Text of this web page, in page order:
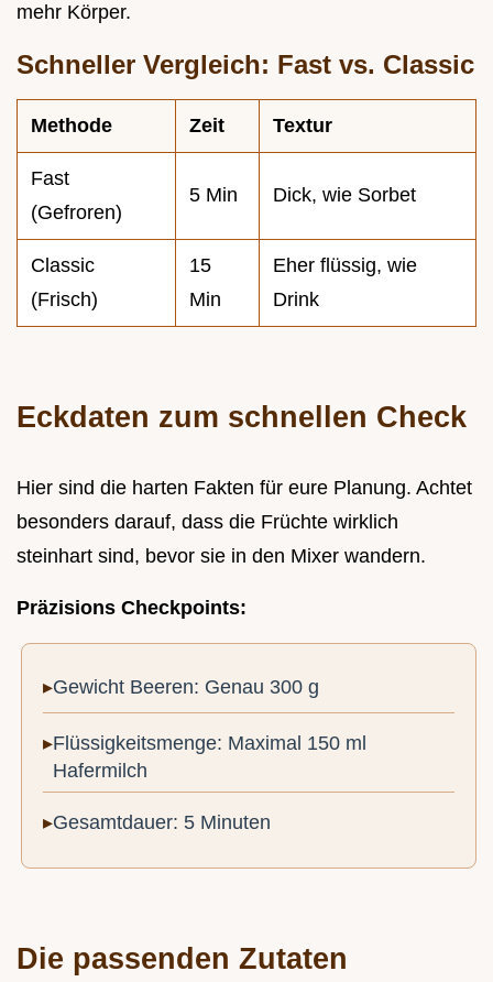
mehr Körper.
Schneller Vergleich: Fast vs. Classic
Methode Zeit Textur
Fast
(Gefroren)
5 Min Dick, wie Sorbet
Classic
(Frisch)
15
Min
Eher flüssig, wie
Drink
Eckdaten zum schnellen Check
Hier sind die harten Fakten für eure Planung. Achtet
besonders darauf, dass die Früchte wirklich
steinhart sind, bevor sie in den Mixer wandern.
Präzisions Checkpoints:
Gewicht Beeren: Genau 300 g
Flüssigkeitsmenge: Maximal 150 ml
Hafermilch
Gesamtdauer: 5 Minuten
Die passenden Zutaten